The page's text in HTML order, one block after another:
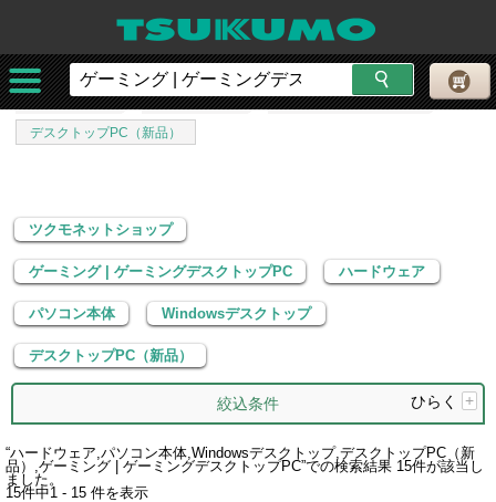
ツクモネットショップ
ゲーミング | ゲーミングデスクトップPC
ハードウェア
パソコン本体
Windowsデスクトップ
デスクトップPC（新品）
ツクモネットショップ
ゲーミング | ゲーミングデスクトップPC ハードウェア
パソコン本体 Windowsデスクトップ
デスクトップPC（新品）
絞込条件 ひらく +
“ハードウェア,パソコン本体,Windowsデスクトップ,デスクトップPC（新
品）,ゲーミング | ゲーミングデスクトップPC”での検索結果 15件が該当し
ました。
15件中1 - 15 件を表示